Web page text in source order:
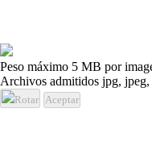
Peso máximo 5 MB por
Archivos admitidos jpg,
Rotar Aceptar